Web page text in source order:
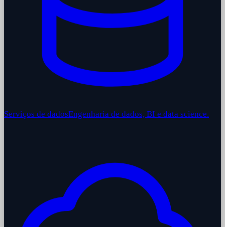
Serviços de dadosEngenharia de dados, BI e data science.